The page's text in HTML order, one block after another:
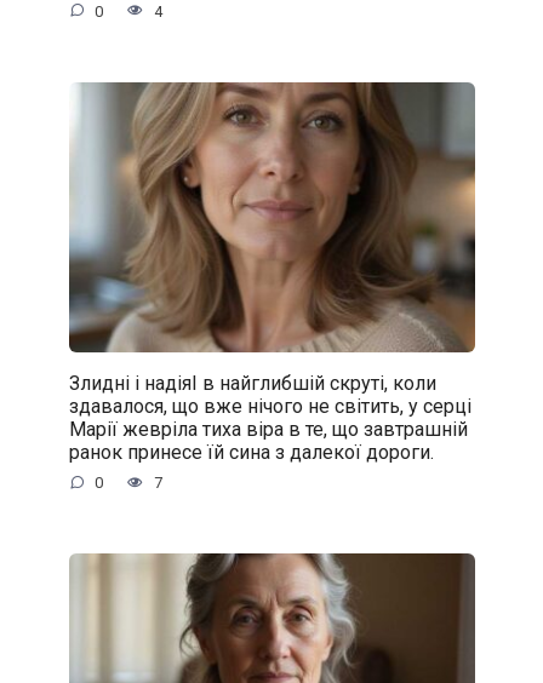
0 4
Злидні і надіяІ в найглибшій скруті, коли
здавалося, що вже нічого не світить, у серці
Марії жевріла тиха віра в те, що завтрашній
ранок принесе їй сина з далекої дороги.
0 7